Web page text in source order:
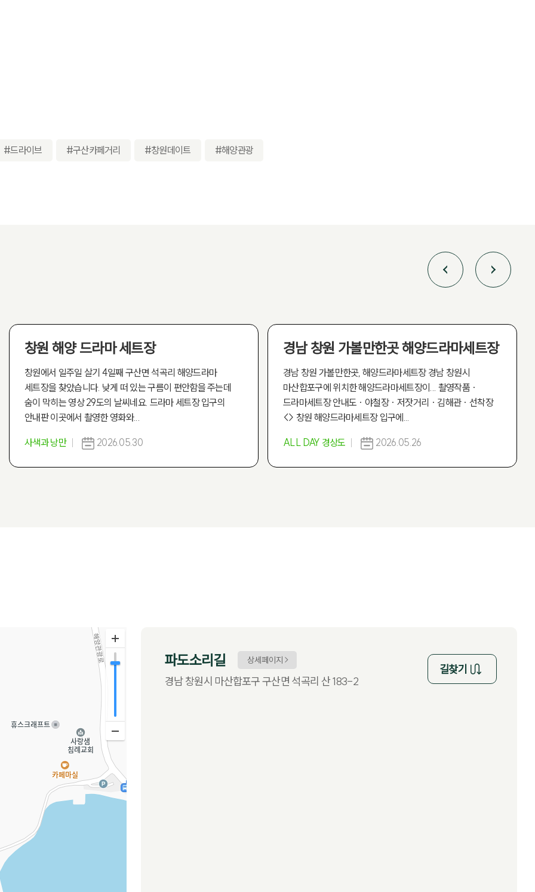
#드라이브 #구산카페거리 #창원데이트 #해양관광
창원 해양 드라마 세트장
창원에서 일주일 살기 4일째 구산면 석곡리 해양드라마
세트장을 찾았습니다. 낮게 떠 있는 구름이 편안함을 주는데
숨이 막히는 영상 29도의 날씨네요. 드라마 세트장 입구의
안내판 이곳에서 촬영한 영화와...
사색과 낭만 2026.05.30
경남 창원 가볼만한곳 해양드라마세트장
경남 창원 가볼만한곳, 해양드라마세트장 경남 창원시
마산합포구에 위치한 해양드라마세트장이... 촬영작품 ·
드라마세트장 안내도 · 야철장 · 저잣거리 · 김해관 · 선착장
<> 창원 해양드라마세트장 입구에...
ALL DAY 경상도 2026.05.26
파도소리길 상세페이지
경남 창원시 마산합포구 구산면 석곡리 산 183-2
길찾기